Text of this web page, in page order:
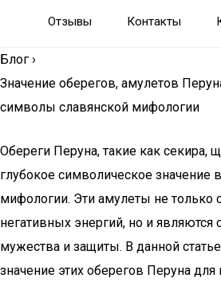
Отзывы Контакты
Блог ›
Значение оберегов, амулетов
символы славянской мифологии
Обереги Перуна, такие как секира,
глубокое символическое значение
мифологии. Эти амулеты не только
негативных энергий, но и
мужества и защиты. В данной
значение этих оберегов Перуна